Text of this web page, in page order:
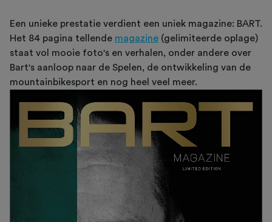
Een unieke prestatie verdient een uniek magazine: BART.
Het 84 pagina tellende magazine (gelimiteerde oplage)
staat vol mooie foto's en verhalen, onder andere over
Bart's aanloop naar de Spelen, de ontwikkeling van de
mountainbikesport en nog heel veel meer.